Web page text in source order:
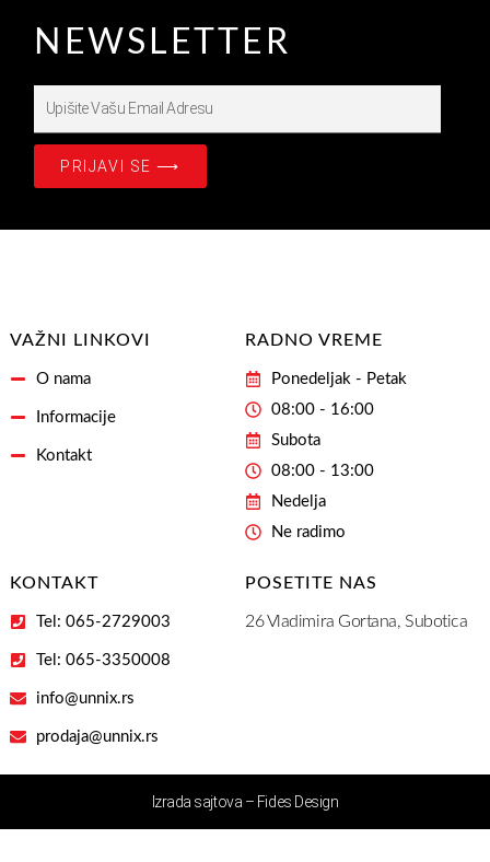
NEWSLETTER
Email
PRIJAVI SE ⟶
VAŽNI LINKOVI
O nama
Informacije
Kontakt
RADNO VREME
Ponedeljak - Petak
08:00 - 16:00
Subota
08:00 - 13:00
Nedelja
Ne radimo
KONTAKT
Tel: 065-2729003
Tel: 065-3350008
info@unnix.rs
prodaja@unnix.rs
POSETITE NAS
26 Vladimira Gortana, Subotica
Izrada sajtova – Fides Design